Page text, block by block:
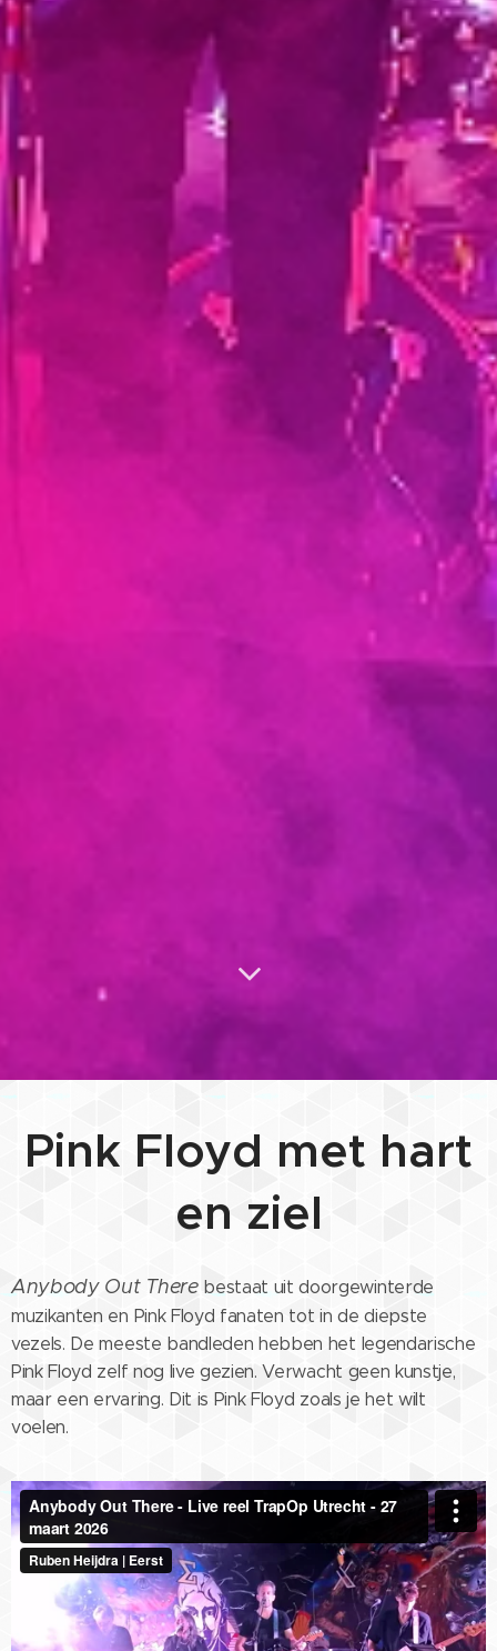
Pink Floyd met hart
en ziel
Anybody Out Therebestaat uit doorgewinterde
muzikanten en Pink Floyd fanaten tot in de diepste
vezels. De meeste bandleden hebben het legendarische
Pink Floyd zelf nog live gezien. Verwacht geen kunstje,
maar een ervaring. Dit is Pink Floyd zoals je het wilt
voelen.